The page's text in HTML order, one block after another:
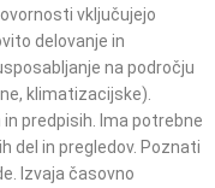
vključujejo
delovanje in
na področju
klimatizacijske).
predpisih. Ima potrebne
del in pregledov. Poznati
Izvaja časovno